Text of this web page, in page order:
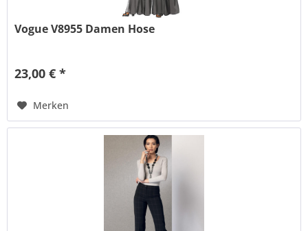
Vogue V8955 Damen Hose
23,00 € *
Merken